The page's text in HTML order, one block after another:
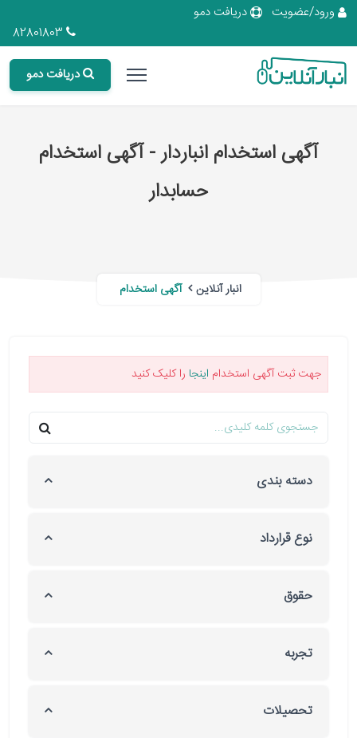
ورود/عضویت
دریافت دمو
دریافت دمو
آگهی استخدام انباردار - آگهی استخدام
حسابدار
انبار آنلاین آگهی استخدام
جهت ثبت آگهی استخدام اینجا را کلیک کنید
دسته بندی
نوع قرارداد
حقوق
تجربه
تحصیلات